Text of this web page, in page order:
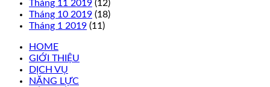
Tháng 11 2019 (12)
Tháng 10 2019 (18)
Tháng 1 2019 (11)
HOME
GIỚI THIỆU
DỊCH VỤ
NĂNG LỰC